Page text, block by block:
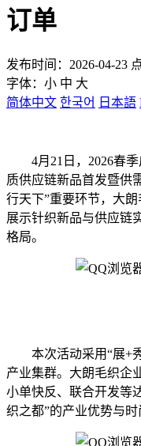
订单
发布时间：2026-04-23
字体： 小 中 大
简体中文 한국어 日本語
4月21日，2026春季
质供应链新品首发暨供
行天下”重要环节，大
展示针织新品与供应链
格局。
本次活动采用“展+秀
产业集群。大朗毛织企
小单快反、联合开发等
织之都”的产业优势与时